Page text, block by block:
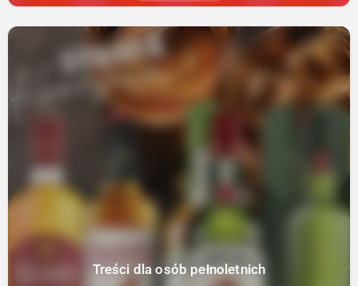
Treści dla osób pełnoletnich